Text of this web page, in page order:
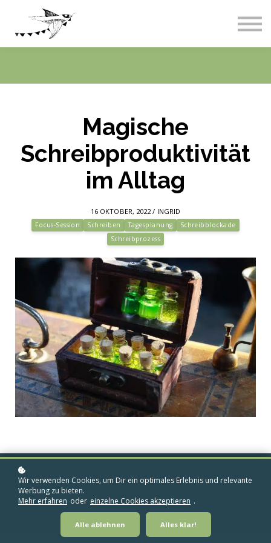
Magische
Schreibproduktivität
im Alltag
16 OKTOBER, 2022 / INGRID
Focus-Session Schreiben Tagesplanung
Schreibblockade
Schreibprozess
Wir verwenden Cookies, um Dir ein optimales Erlebnis und relevante
Werbung zu bieten.
Mehr erfahren oder einzelne Cookies akzeptieren .
Alle ablehnen Alles klar!